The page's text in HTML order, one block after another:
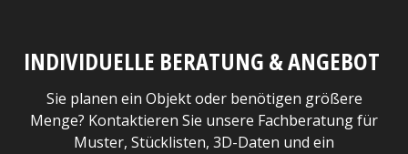
INDIVIDUELLE BERATUNG & ANGEBOT
Sie planen ein Objekt oder benötigen größere
Menge? Kontaktieren Sie unsere Fachberatung für
Muster, Stücklisten, 3D-Daten und ein